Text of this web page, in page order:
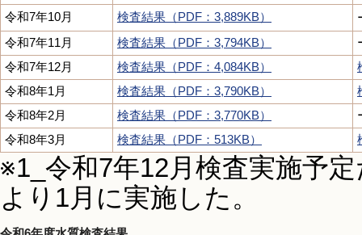
令和7年10月
検査結果（PDF：3,889KB）
令和7年11月
検査結果（PDF：3,794KB）
令和7年12月
検査結果（PDF：4,084KB）
令和8年1月
検査結果（PDF：3,790KB）
令和8年2月
検査結果（PDF：3,770KB）
令和8年3月
検査結果（PDF：513KB）
※1_令和7年12月検査実施予
より1月に実施した。